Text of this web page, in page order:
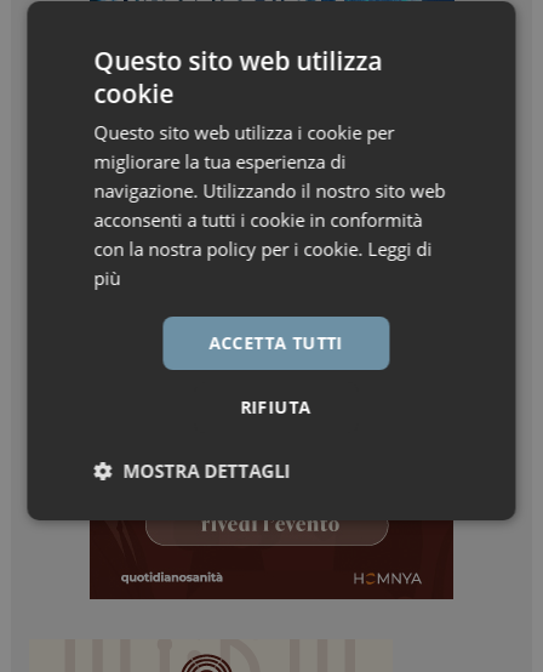
Questo sito web utilizza
cookie
Questo sito web utilizza i cookie per
migliorare la tua esperienza di
navigazione. Utilizzando il nostro sito web
acconsenti a tutti i cookie in conformità
con la nostra policy per i cookie. Leggi di
più
ACCETTA TUTTI
RIFIUTA
MOSTRA DETTAGLI
Necessari Marketing